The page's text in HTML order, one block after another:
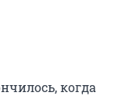
когда